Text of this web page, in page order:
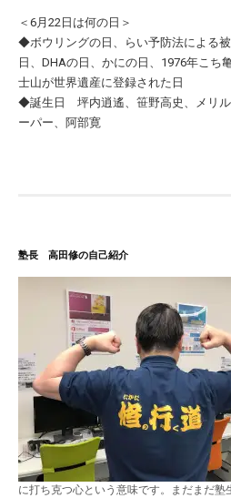
＜6月22日は何の日＞
◆ボウリングの日、らい予防法による
日、DHAの日、かにの日、1976年こち
士山が世界遺産に登録された日
◆誕生日 坪内逍遙、笹野高史、メリル
ーパー、阿部寛
塾長 高田修の自己紹介
に打ち克つ心という意味です。まだまだ